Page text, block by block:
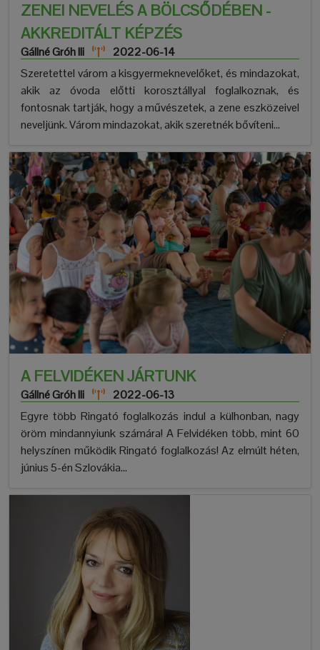
ZENEI NEVELÉS A BÖLCSŐDÉBEN -
AKKREDITÁLT KÉPZÉS
Gállné Gróh Ili
2022-06-14
Szeretettel várom a kisgyermeknevelőket, és mindazokat,
akik az óvoda előtti korosztállyal foglalkoznak, és
fontosnak tartják, hogy a művészetek, a zene eszközeivel
neveljünk. Várom mindazokat, akik szeretnék bővíteni...
A FELVIDÉKEN JÁRTUNK
Gállné Gróh Ili
2022-06-13
Egyre több Ringató foglalkozás indul a külhonban, nagy
öröm mindannyiunk számára! A Felvidéken több, mint 60
helyszínen működik Ringató foglalkozás! Az elmúlt héten,
június 5-én Szlovákia...